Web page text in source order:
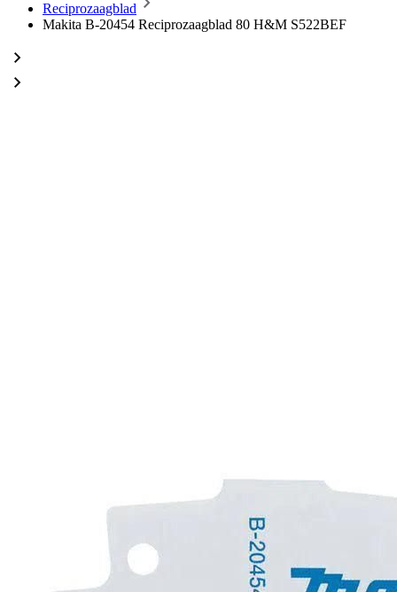
Reciprozaagblad
Makita B-20454 Reciprozaagblad 80 H&M S522BEF